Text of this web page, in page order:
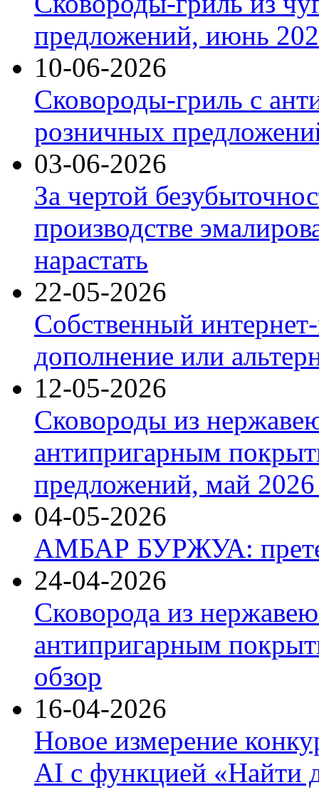
предложений, июнь
10-06-2026
Сковороды-гриль с
розничных
03-06-2026
За чертой
производстве
нарастать
22-05-2026
Собственный
дополнение или
12-05-2026
Сковороды из
антипригарным
предложений, май 2026
04-05-2026
АМБАР БУРЖУА:
24-04-2026
Сковорода из
антипригарным
обзор
16-04-2026
Новое измерение
AI с функцией «Найти